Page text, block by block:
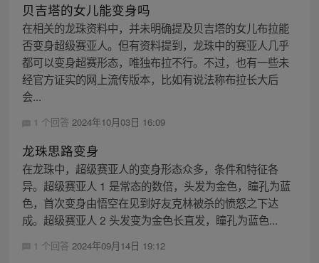
贝吉塔的女儿能变身吗
在相关的龙珠资料中，并未明确提及贝吉塔的女儿布拉能
否变身超级赛亚人。但有资料提到，龙珠中的赛亚人几乎
都可以变身超赛形态，唯独布拉不行。不过，也有一些未
经官方证实的网上流传版本，比如有说法称布拉长大后
会...
1 个回答 2024年10月03日 16:09
龙珠思路变身
在龙珠中，超级赛亚人的变身形态众多，条件和特征各
异。超级赛亚人 1 是常态的数倍，头发为金色，瞳孔为蓝
色，首次变身由悟空在见到好友克林被杀的愤怒之下达
成。超级赛亚人 2 头发变为金色长直发，瞳孔为蓝色...
1 个回答 2024年09月14日 19:12